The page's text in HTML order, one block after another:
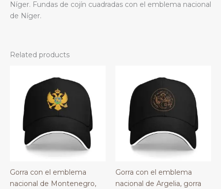
Níger. Fundas de cojín cuadradas con el emblema nacional
de Níger.
Related products
Gorra con el emblema
nacional de Montenegro,
Gorra con el emblema
nacional de Argelia, gorra